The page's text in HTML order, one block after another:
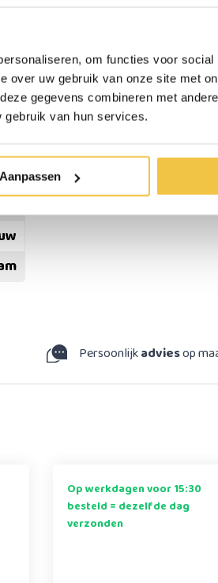
om functies voor
over uw gebruik van onze site met
gegevens combineren met
van hun services.
Aanpassen
Persoonlijkadviesop
Op werkdagen voor 15:30
besteld = dezelfde dag
verzonden